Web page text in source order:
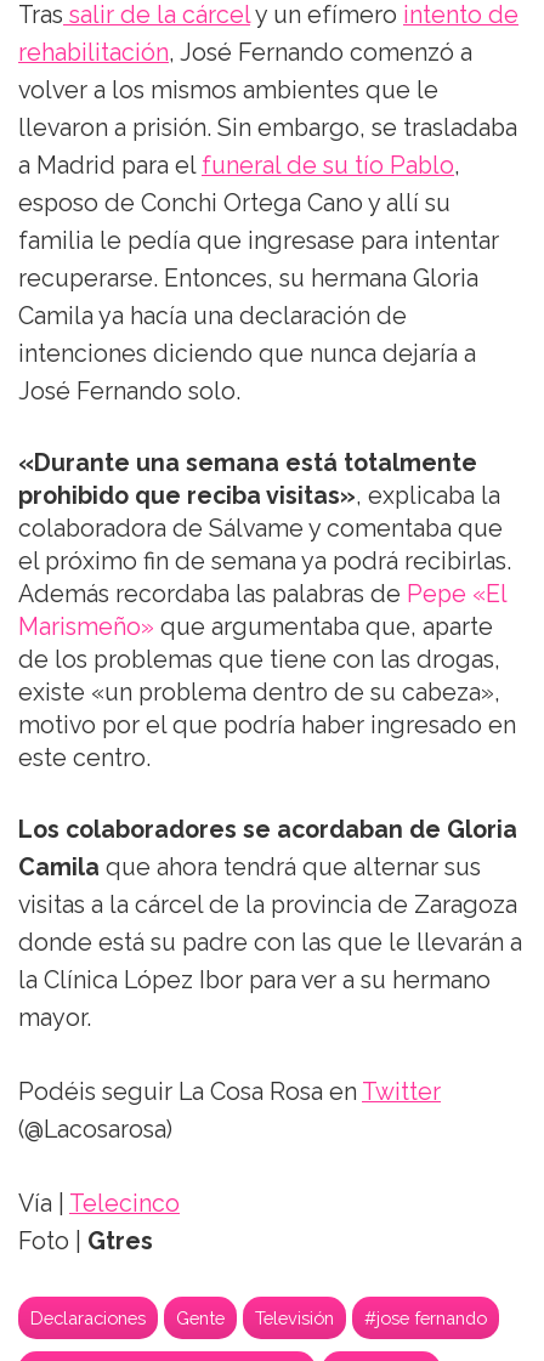
Tras salir de la cárcely un efímero intento de
rehabilitación, José Fernando comenzó a
volver a los mismos ambientes que le
llevaron a prisión. Sin embargo, se trasladaba
a Madrid para el funeral de su tío Pablo,
esposo de Conchi Ortega Cano y allí su
familia le pedía que ingresase para intentar
recuperarse. Entonces, su hermana Gloria
Camila ya hacía una declaración de
intenciones diciendo que nunca dejaría a
José Fernando solo.
«Durante una semana está totalmente
prohibido que reciba visitas», explicaba la
colaboradora de Sálvame y comentaba que
el próximo fin de semana ya podrá recibirlas.
Además recordaba las palabras de Pepe «El
Marismeño» que argumentaba que, aparte
de los problemas que tiene con las drogas,
existe «un problema dentro de su cabeza»,
motivo por el que podría haber ingresado en
este centro.
Los colaboradores se acordaban de Gloria
Camila que ahora tendrá que alternar sus
visitas a la cárcel de la provincia de Zaragoza
donde está su padre con las que le llevarán a
la Clínica López Ibor para ver a su hermano
mayor.
Podéis seguir La Cosa Rosa en Twitter
(@Lacosarosa)
Vía | Telecinco
Foto | Gtres
Declaraciones Gente Televisión #jose fernando